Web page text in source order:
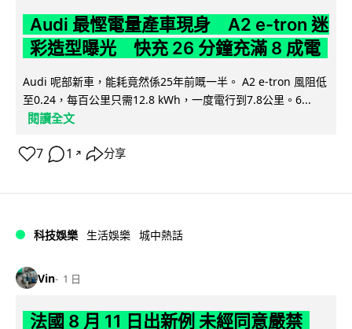
Audi 最慳電量產車現身 A2 e-tron 迷
彩造型曝光 快充 26 分鐘充滿 8 成電
Audi 呢部新車，能耗竟然係25年前嘅一半。 A2 e-tron 風阻低
至0.24，每百公里只需12.8 kWh，一度電行到7.8公里。6...
閱讀全文
7 1 ↗ 分享
科技娛樂 生活娛樂 城中熱話
Vin 1 日
法國 8 月 11 日出新例 未經同意嚴禁